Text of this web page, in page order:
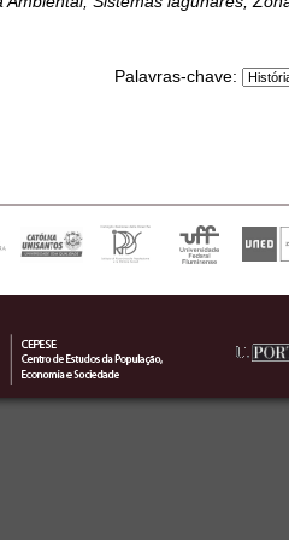
Palavras-chave: